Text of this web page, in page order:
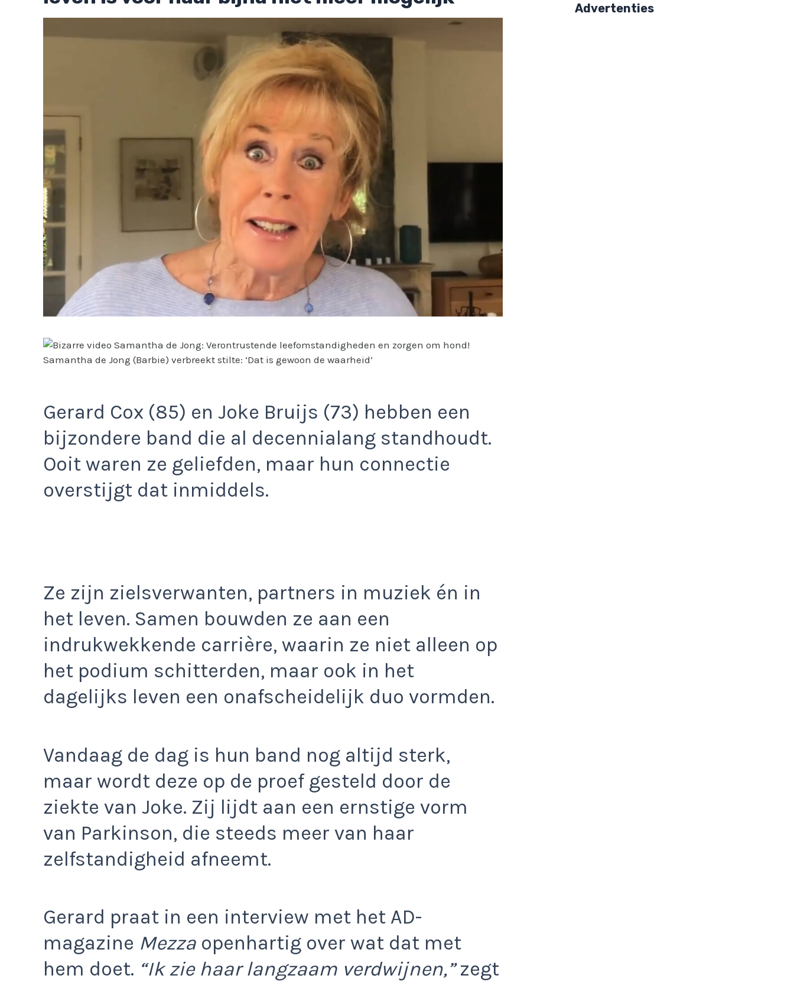
Samantha de Jong (Barbie) verbreekt stilte: ‘Dat is gewoon de waarheid’
Gerard Cox (85) en Joke Bruijs (73) hebben een
bijzondere band die al decennialang standhoudt.
Ooit waren ze geliefden, maar hun connectie
overstijgt dat inmiddels.
Ze zijn zielsverwanten, partners in muziek én in
het leven. Samen bouwden ze aan een
indrukwekkende carrière, waarin ze niet alleen op
het podium schitterden, maar ook in het
dagelijks leven een onafscheidelijk duo vormden.
Vandaag de dag is hun band nog altijd sterk,
maar wordt deze op de proef gesteld door de
ziekte van Joke. Zij lijdt aan een ernstige vorm
van Parkinson, die steeds meer van haar
zelfstandigheid afneemt.
Gerard praat in een interview met het AD-
magazine Mezza openhartig over wat dat met
hem doet. “Ik zie haar langzaam verdwijnen,”zegt
Advertenties